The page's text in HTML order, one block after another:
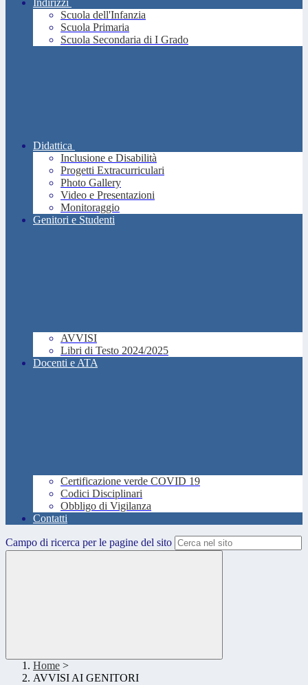
Indirizzi
Scuola dell'Infanzia
Scuola Primaria
Scuola Secondaria di I Grado
Didattica
Inclusione e Disabilità
Progetti Extracurriculari
Photo Gallery
Video e Presentazioni
Monitoraggio
Genitori e Studenti
AVVISI
Libri di Testo 2024/2025
Docenti e ATA
Certificazione verde COVID 19
Codici Disciplinari
Obbligo di Vigilanza
Contatti
Campo di ricerca per le pagine del sito
Home >
AVVISI AI GENITORI